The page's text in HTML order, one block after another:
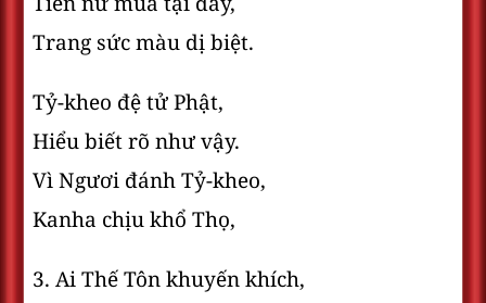
Trang sức màu dị biệt.
Tỷ-kheo đệ tử Phật,
Hiểu biết rõ như vậy.
Vì Ngươi đánh Tỷ-kheo,
Kanha chịu khổ Thọ,
3. Ai Thế Tôn khuyến khích,